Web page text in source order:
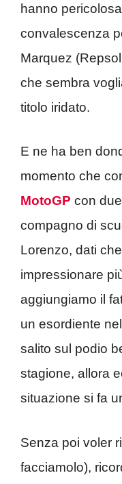
hanno
convalescenza
Marquez
che sembra
titolo iridato.
E ne ha ben
momento che
MotoGP con
compagno di
Lorenzo, dati
impressionare
aggiungiamo il
un esordiente
salito sul podio
stagione, allora
situazione si fa
Senza poi voler
facciamolo),